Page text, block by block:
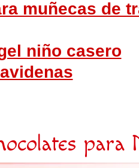
muñecas de
niño casero
para